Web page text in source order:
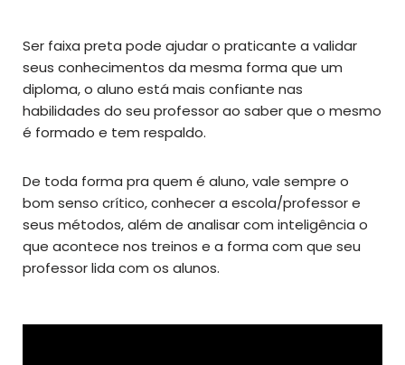
Ser faixa preta pode ajudar o praticante a validar
seus conhecimentos da mesma forma que um
diploma, o aluno está mais confiante nas
habilidades do seu professor ao saber que o mesmo
é formado e tem respaldo.
De toda forma pra quem é aluno, vale sempre o
bom senso crítico, conhecer a escola/professor e
seus métodos, além de analisar com inteligência o
que acontece nos treinos e a forma com que seu
professor lida com os alunos.